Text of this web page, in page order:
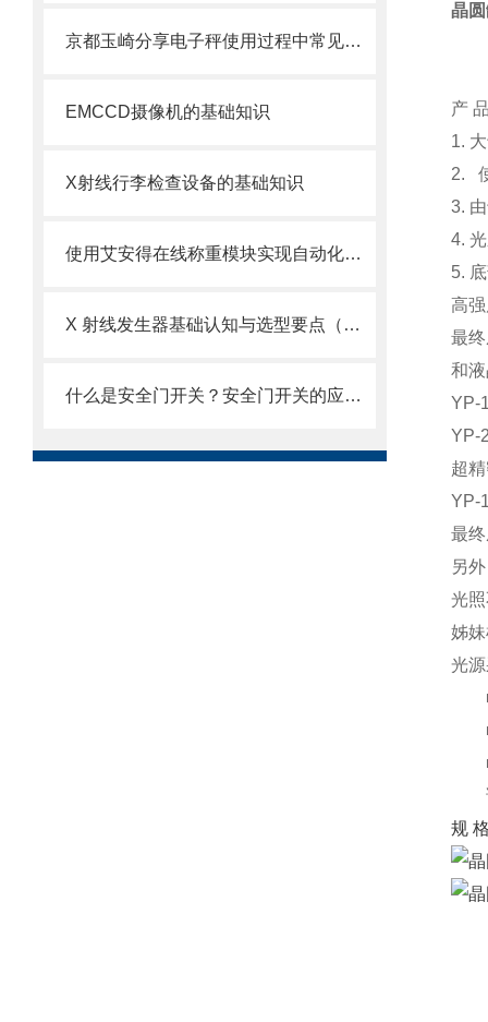
京都玉崎分享电子秤使用过程中常见问题解决方法
EMCCD摄像机的基础知识
X射线行李检查设备的基础知识
使用艾安得在线称重模块实现自动化称重及数据管理
X 射线发生器基础认知与选型要点（京都玉崎分享）
什么是安全门开关？安全门开关的应用及原理
晶
产
1.
2.
3.
4.
5.
高
最
和
YP-
YP-
超
YP-
最
另
光
姊
光
■
■
■
请
规